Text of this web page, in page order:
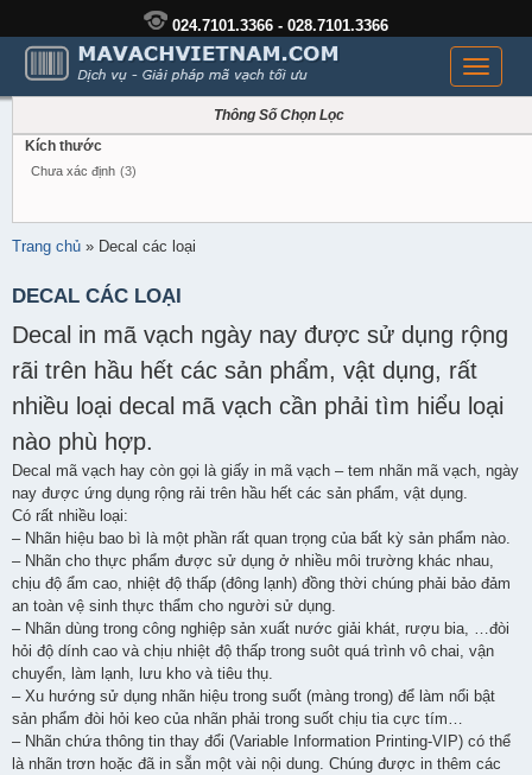
024.7101.3366 - 028.7101.3366
Toggle
Thông Số Chọn Lọc
Kích thước
Chưa xác định (3)
Trang chủ » Decal các loại
DECAL CÁC LOẠI
Decal in mã vạch ngày nay được sử dụng rộng
rãi trên hầu hết các sản phẩm, vật dụng, rất
nhiều loại decal mã vạch cần phải tìm hiểu loại
nào phù hợp.
Decal mã vạch hay còn gọi là giấy in mã vạch – tem nhãn mã vạch, ngày
nay được ứng dụng rộng rải trên hầu hết các sản phẩm, vật dụng.
Có rất nhiều loại:
– Nhãn hiệu bao bì là một phần rất quan trọng của bất kỳ sản phẩm nào.
– Nhãn cho thực phẩm được sử dụng ở nhiều môi trường khác nhau,
chịu độ ẩm cao, nhiệt độ thấp (đông lạnh) đồng thời chúng phải bảo đảm
an toàn vệ sinh thực thẩm cho người sử dụng.
– Nhãn dùng trong công nghiệp sản xuất nước giải khát, rượu bia, …đòi
hỏi độ dính cao và chịu nhiệt độ thấp trong suôt quá trình vô chai, vận
chuyển, làm lạnh, lưu kho và tiêu thụ.
– Xu hướng sử dụng nhãn hiệu trong suốt (màng trong) để làm nổi bật
sản phẩm đòi hỏi keo của nhãn phải trong suốt chịu tia cực tím…
– Nhãn chứa thông tin thay đổi (Variable Information Printing-VIP) có thể
là nhãn trơn hoặc đã in sẵn một vài nội dung. Chúng được in thêm các